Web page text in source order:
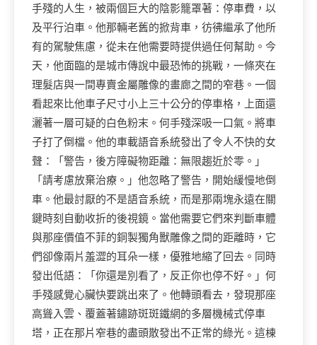
手殘的人生，被兩個巨大的陰影籠罩著：停車費，以
及平行泊車。他那輛老舊的掀背車，彷彿繼承了他所
有的駕駛焦慮，從未在他需要時提供過任何幫助。今
天，他面臨的是城市傳說中最恐怖的挑戰，一條夾在
理髮店與一間專賣金屬雕像的畫廊之間的窄巷。一個
看起來比他車子尺寸小上三十公分的停車格，上面還
灑著一層可疑的白色粉末。何手殘深吸一口氣。將車
子打了倒檔。他的車載語音系統發出了令人不快的女
聲：「警告，後方障礙物距離：無限趨近於零。」
「請考慮放棄治療。」他忽略了警告，開始緩慢地倒
車。他最討厭的不是語音系統，而是那兩塊永遠在關
鍵時刻自動收折的後視鏡。當他需要它們來判斷車體
與那座價值不菲的銅製獨角獸雕像之間的距離時，它
們卻像兩片羞澀的耳朵一樣，優雅地縮了回去。同時
發出低語：「你還是別看了，反正你也停不好。」何
手殘感覺心臟快要跳出來了。他轉頭看去，發現那座
高聳入雲、覆蓋著鏽跡斑斑鐵網的多層機械式停車
塔，正在那片窄巷的盡頭散發出不正常的綠光。這棟